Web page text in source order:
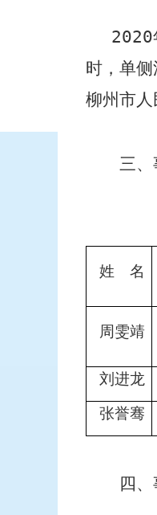
2020
时，单
柳州市人
三、
姓 名
周雯靖
刘进龙
张誉骞
四